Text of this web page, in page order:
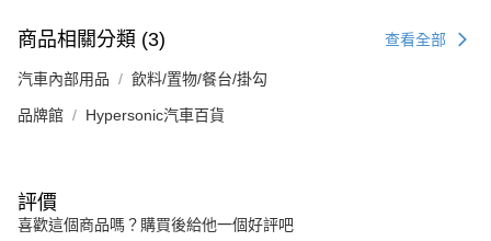
商品相關分類 (3) 查看全部
汽車內部用品 飲料/置物/餐台/掛勾
品牌館 Hypersonic汽車百貨
評價
喜歡這個商品嗎？購買後給他一個好評吧